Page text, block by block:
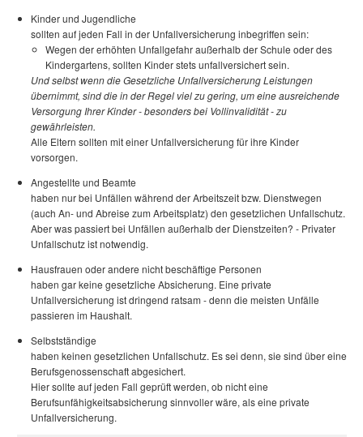
Kinder und Jugendliche
sollten auf jeden Fall in der Unfallversicherung inbegriffen sein:
Wegen der erhöhten Unfallgefahr außerhalb der Schule oder des
Kindergartens, sollten Kinder stets unfallversichert sein.
Und selbst wenn die Gesetzliche Unfallversicherung Leistungen
übernimmt, sind die in der Regel viel zu gering, um eine ausreichende
Versorgung Ihrer Kinder - besonders bei Vollinvalidität - zu
gewährleisten.
Alle Eltern sollten mit einer Unfallversicherung für ihre Kinder
vorsorgen.
Angestellte und Beamte
haben nur bei Unfällen während der Arbeitszeit bzw. Dienstwegen
(auch An- und Abreise zum Arbeitsplatz) den gesetzlichen Unfallschutz.
Aber was passiert bei Unfällen außerhalb der Dienstzeiten? - Privater
Unfallschutz ist notwendig.
Hausfrauen oder andere nicht beschäftige Personen
haben gar keine gesetzliche Absicherung. Eine private
Unfallversicherung ist dringend ratsam - denn die meisten Unfälle
passieren im Haushalt.
Selbstständige
haben keinen gesetzlichen Unfallschutz. Es sei denn, sie sind über eine
Berufsgenossenschaft abgesichert.
Hier sollte auf jeden Fall geprüft werden, ob nicht eine
Berufsunfähigkeitsabsicherung sinnvoller wäre, als eine private
Unfallversicherung.